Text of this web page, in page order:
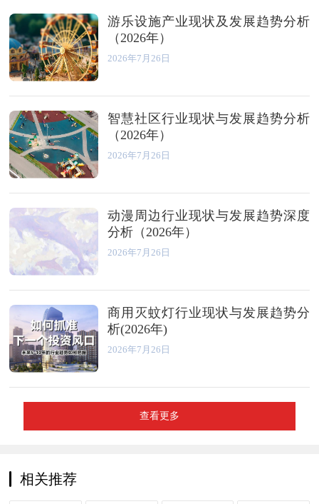
游乐设施产业现状及发展趋势分析
（2026年）
2026年7月26日
智慧社区行业现状与发展趋势分析
（2026年）
2026年7月26日
动漫周边行业现状与发展趋势深度
分析（2026年）
2026年7月26日
商用灭蚊灯行业现状与发展趋势分
析(2026年)
2026年7月26日
查看更多
相关推荐